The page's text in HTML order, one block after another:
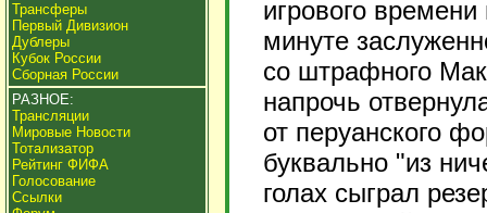
Трансферы
Первый Дивизион
Дублеры
Кубок России
Сборная России
РАЗНОЕ:
Трансляции
Мировые Новости
Тотализатор
Рейтинг ФИФА
Голосование
Ссылки
игрового
минуте
со штрафного
напрочь
от перуанского
буквально "из
голах сыграл